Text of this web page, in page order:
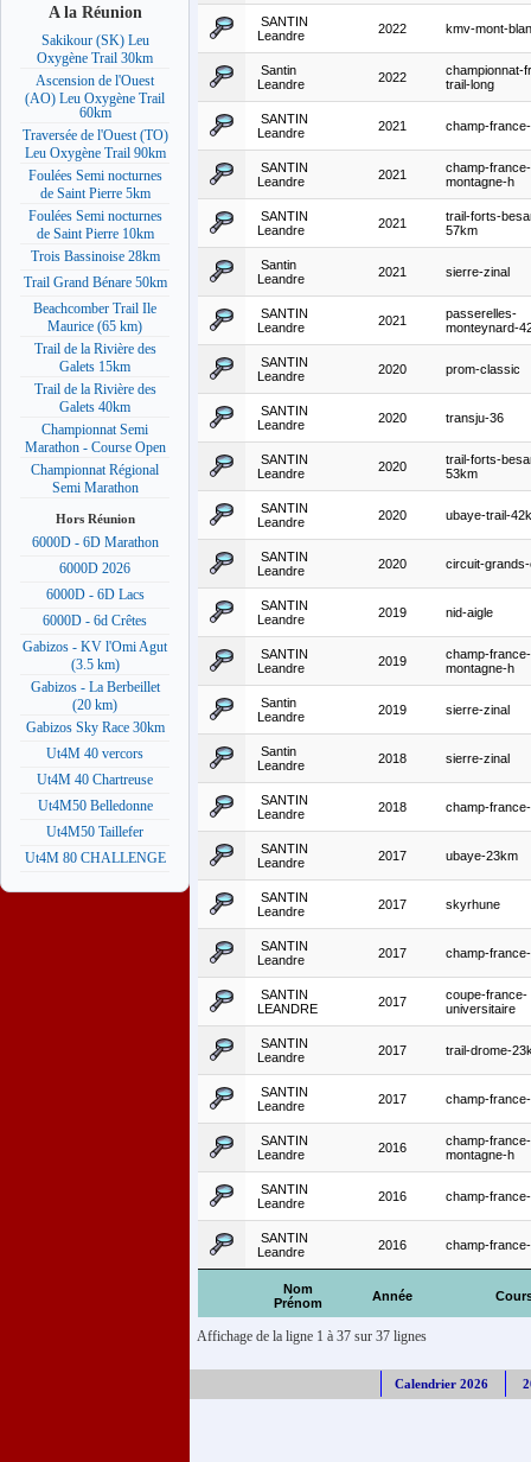
A la Réunion
Sakikour (SK) Leu
Oxygène Trail 30km
Ascension de l'Ouest
(AO) Leu Oxygène Trail
60km
Traversée de l'Ouest (TO)
Leu Oxygène Trail 90km
Foulées Semi nocturnes
de Saint Pierre 5km
Foulées Semi nocturnes
de Saint Pierre 10km
Trois Bassinoise 28km
Trail Grand Bénare 50km
Beachcomber Trail Ile
Maurice (65 km)
Trail de la Rivière des
Galets 15km
Trail de la Rivière des
Galets 40km
Championnat Semi
Marathon - Course Open
Championnat Régional
Semi Marathon
Hors Réunion
6000D - 6D Marathon
6000D 2026
6000D - 6D Lacs
6000D - 6d Crêtes
Gabizos - KV l'Omi Agut
(3.5 km)
Gabizos - La Berbeillet
(20 km)
Gabizos Sky Race 30km
Ut4M 40 vercors
Ut4M 40 Chartreuse
Ut4M50 Belledonne
Ut4M50 Taillefer
Ut4M 80 CHALLENGE
Nom
Prénom
Année
SANTIN
Leandre
2022 kmv-mont-
Santin
Leandre
2022
championnat-
trail-long
SANTIN
Leandre
2021 champ-
SANTIN
Leandre
2021
champ-france-
montagne-h
SANTIN
Leandre
2021
trail-forts-
57km
Santin
Leandre
2021 sierre-zinal
SANTIN
Leandre
2021
passerelles-
monteynard-
SANTIN
Leandre
2020 prom-classic
SANTIN
Leandre
2020 transju-36
SANTIN
Leandre
2020
trail-forts-
53km
SANTIN
Leandre
2020 ubaye-trail-
SANTIN
Leandre
2020 circuit-
SANTIN
Leandre
2019 nid-aigle
SANTIN
Leandre
2019
champ-france-
montagne-h
Santin
Leandre
2019 sierre-zinal
Santin
Leandre
2018 sierre-zinal
SANTIN
Leandre
2018 champ-
SANTIN
Leandre
2017 ubaye-23km
SANTIN
Leandre
2017 skyrhune
SANTIN
Leandre
2017 champ-
SANTIN
LEANDRE
2017
coupe-france-
universitaire
SANTIN
Leandre
2017 trail-drome-
SANTIN
Leandre
2017 champ-
SANTIN
Leandre
2016
champ-france-
montagne-h
SANTIN
Leandre
2016 champ-
SANTIN
Leandre
2016 champ-
Affichage de la ligne 1 à 37 sur 37 lignes
Calendrier 2026